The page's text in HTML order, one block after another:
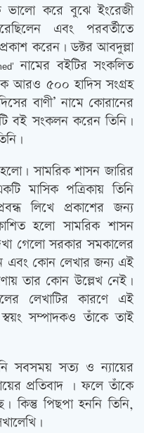
ভালো করে বুঝে ইংরেজী
এবং পরবর্তীতে
করেন। ডক্টর আবদুল্লা
নামের বইটির সংকলিত
আরও ৫০০ হাদিস সংগ্রহ
বাণী’ নামে কোরানের
বই সংকলন করেন তিনি।
সামরিক শাসন জারির
মাসিক পত্রিকায় তিনি
লিখে প্রকাশের জন্য
হলো সামরিক শাসন
গেলো সরকার সমকালের
এবং কোন লেখার জন্য এই
তার কোন উল্লেখ নেই।
লেখাটির কারণে এই
স্বয়ং সম্পাদকও তাঁকে তাই
সবসময় সত্য ও ন্যায়ের
প্রতিবাদ । ফলে তাঁকে
কিন্তু পিছপা হননি তিনি,